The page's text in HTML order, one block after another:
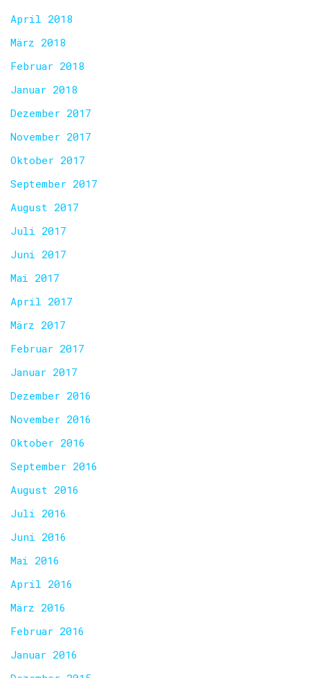
April 2018
März 2018
Februar 2018
Januar 2018
Dezember 2017
November 2017
Oktober 2017
September 2017
August 2017
Juli 2017
Juni 2017
Mai 2017
April 2017
März 2017
Februar 2017
Januar 2017
Dezember 2016
November 2016
Oktober 2016
September 2016
August 2016
Juli 2016
Juni 2016
Mai 2016
April 2016
März 2016
Februar 2016
Januar 2016